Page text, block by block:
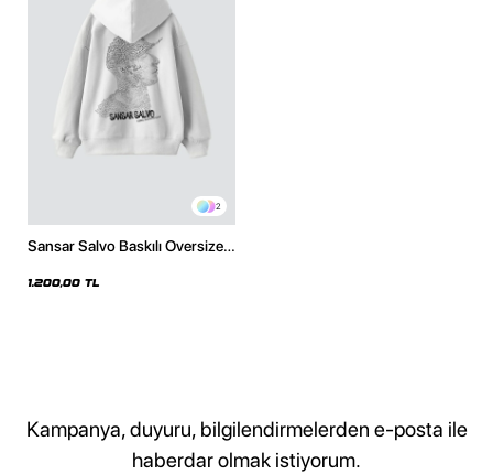
2
Sansar Salvo Baskılı Oversize
1.200,00 TL
Kampanya, duyuru, bilgilendirmelerden e-posta ile
haberdar olmak istiyorum.